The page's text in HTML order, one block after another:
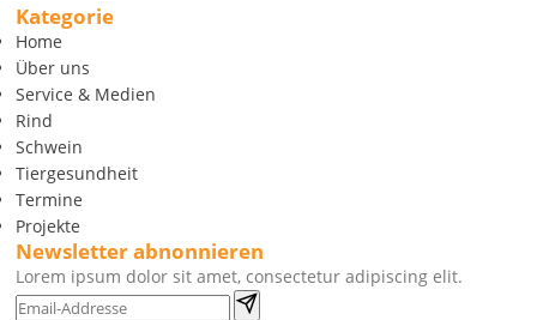
Kategorie
Home
Über uns
Service & Medien
Rind
Schwein
Tiergesundheit
Termine
Projekte
Newsletter abnonnieren
Lorem ipsum dolor sit amet, consectetur adipiscing elit.